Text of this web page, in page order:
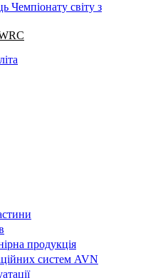
Чемпіонату світу з
продукція
систем AVN